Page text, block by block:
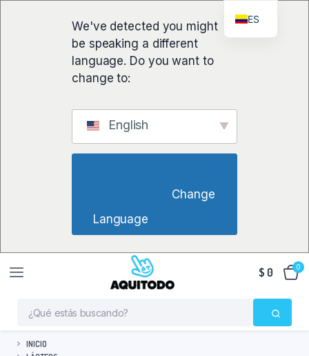
We've detected you might
be speaking a different
language. Do you want to
change to:
English
Language
$ 0 0
INICIO
ES